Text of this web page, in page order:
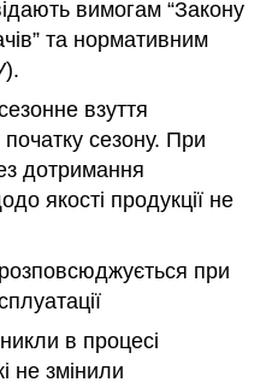
вимогам “Закону
та нормативним
взуття
сезону. При
дотримання
якості продукції не
при
в процесі
не змінили